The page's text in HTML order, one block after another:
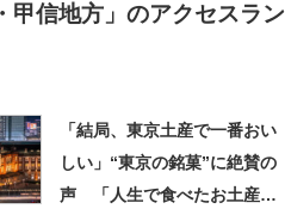
甲信地方」のアクセスラン
「結局、東京土産で一番おい
しい」“東京の銘菓”に絶賛の
声 「人生で食べたお土産の